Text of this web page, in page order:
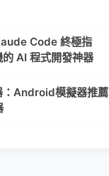
Code 終極指
AI 程式開發神器
：Android模擬器推薦